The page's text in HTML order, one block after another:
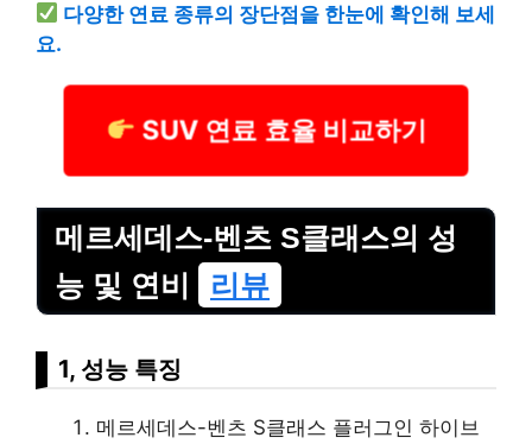
다양한 연료 종류의 장단점을 한눈에 확인해 보세
요.
SUV 연료 효율 비교하기
메르세데스-벤츠 S클래스의 성
능 및 연비
리뷰
1, 성능 특징
메르세데스-벤츠 S클래스 플러그인 하이브